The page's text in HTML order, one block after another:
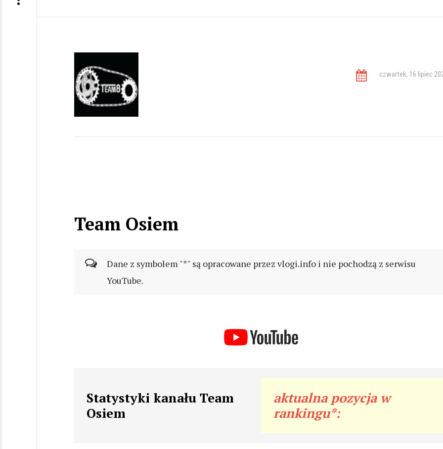
czwartek, 16 lipiec
Team Osiem
Dane z symbolem "*" są opracowane przez vlogi.info i nie pochodzą z serwisu
YouTube.
Statystyki kanału Team
Osiem
aktualna pozycja w
rankingu*: